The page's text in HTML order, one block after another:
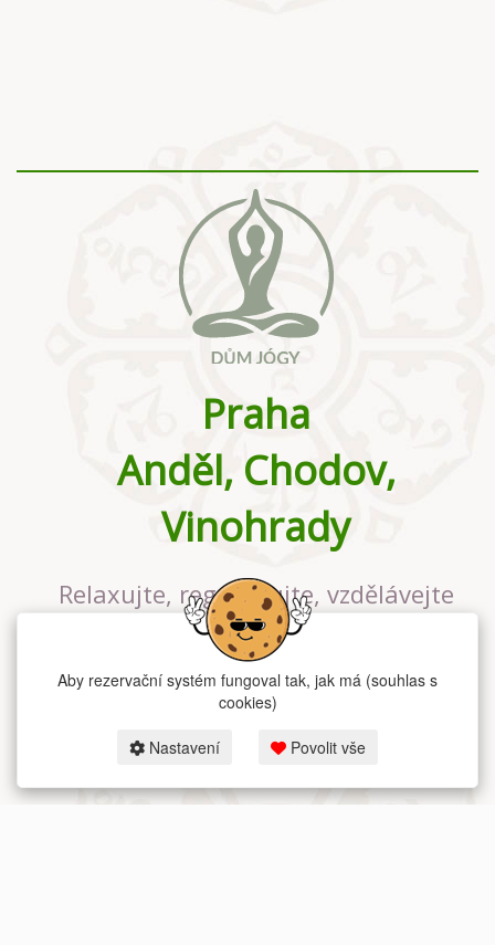
Praha
Anděl, Chodov,
Vinohrady
Relaxujte, regenerujte, vzdělávejte
se v největším jógovém studiu v
Praze
Aby rezervační systém fungoval tak, jak má (souhlas s
cookies)
Nastavení Povolit vše